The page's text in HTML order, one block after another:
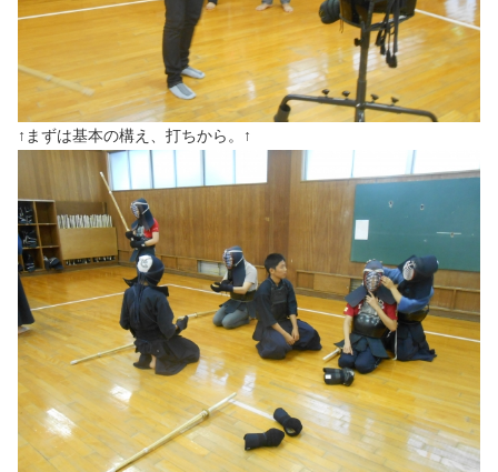
↑まずは基本の構え、打ちから。↑